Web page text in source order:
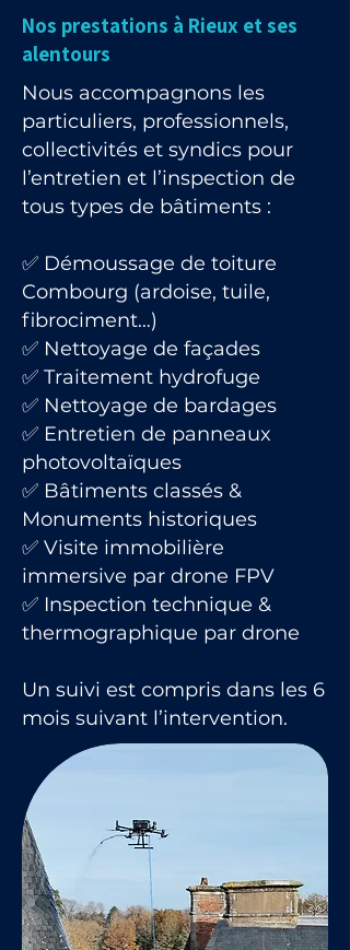
Nos prestations à Rieux et ses
alentours
Nous accompagnons les
particuliers, professionnels,
collectivités et syndics pour
l’entretien et l’inspection de
tous types de bâtiments :
✅ Démoussage de toiture
Combourg (ardoise, tuile,
fibrociment…)
✅ Nettoyage de façades
✅ Traitement hydrofuge
✅ Nettoyage de bardages
✅ Entretien de panneaux
photovoltaïques
✅ Bâtiments classés &
Monuments historiques
✅ Visite immobilière
immersive par drone FPV
✅ Inspection technique &
thermographique par drone
Un suivi est compris dans les 6
mois suivant l’intervention.